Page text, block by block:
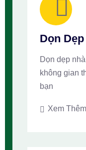
Dọn
Dọn dẹp
không gian
bạn
Xem Thêm